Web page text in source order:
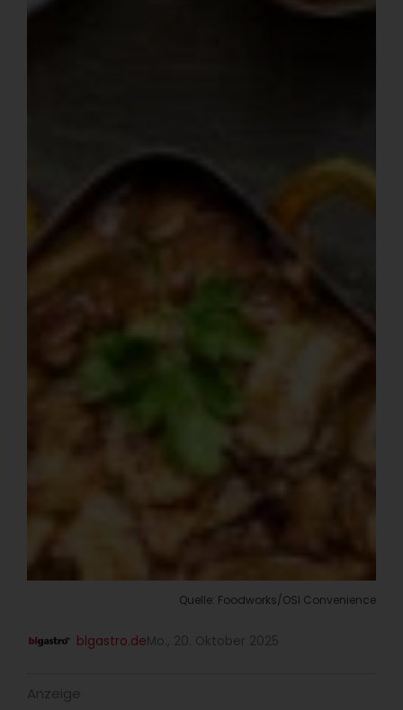
Quelle: Foodworks/OSI Convenience
blgastro.deMo., 20. Oktober 2025
Anzeige